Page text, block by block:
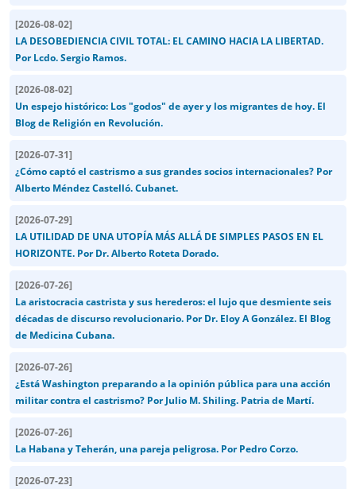
[2026-08-02]
LA DESOBEDIENCIA CIVIL TOTAL: EL CAMINO HACIA LA LIBERTAD.
Por Lcdo. Sergio Ramos.
[2026-08-02]
Un espejo histórico: Los "godos" de ayer y los migrantes de hoy. El
Blog de Religión en Revolución.
[2026-07-31]
¿Cómo captó el castrismo a sus grandes socios internacionales? Por
Alberto Méndez Castelló. Cubanet.
[2026-07-29]
LA UTILIDAD DE UNA UTOPÍA MÁS ALLÁ DE SIMPLES PASOS EN EL
HORIZONTE. Por Dr. Alberto Roteta Dorado.
[2026-07-26]
La aristocracia castrista y sus herederos: el lujo que desmiente seis
décadas de discurso revolucionario. Por Dr. Eloy A González. El Blog
de Medicina Cubana.
[2026-07-26]
¿Está Washington preparando a la opinión pública para una acción
militar contra el castrismo? Por Julio M. Shiling. Patria de Martí.
[2026-07-26]
La Habana y Teherán, una pareja peligrosa. Por Pedro Corzo.
[2026-07-23]